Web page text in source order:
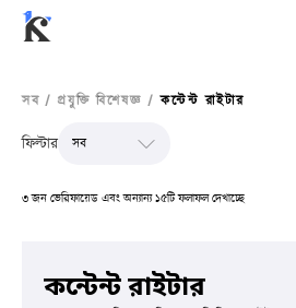
সব / প্রযুক্তি বিশেষজ্ঞ / কন্টেন্ট রাইটার
ফিল্টার
৩ জন ভেরিফায়েড এবং অন্যান্য ১৫টি ফলাফল দেখাচ্ছে
কন্টেন্ট রাইটার